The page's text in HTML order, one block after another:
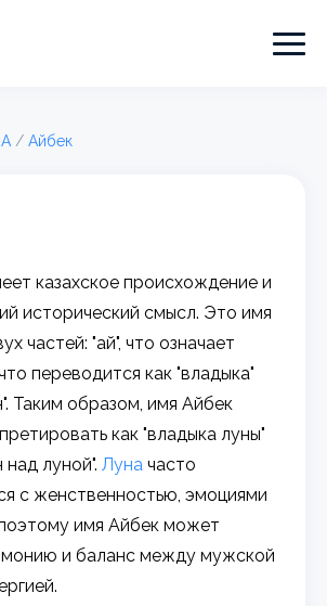
А / Айбек
казахское происхождение и
исторический смысл. Это имя
частей: "ай", что означает
что переводится как "владыка"
Таким образом, имя Айбек
как "владыка луны"
над луной".Луна часто
с женственностью, эмоциями
имя Айбек может
и баланс между мужской